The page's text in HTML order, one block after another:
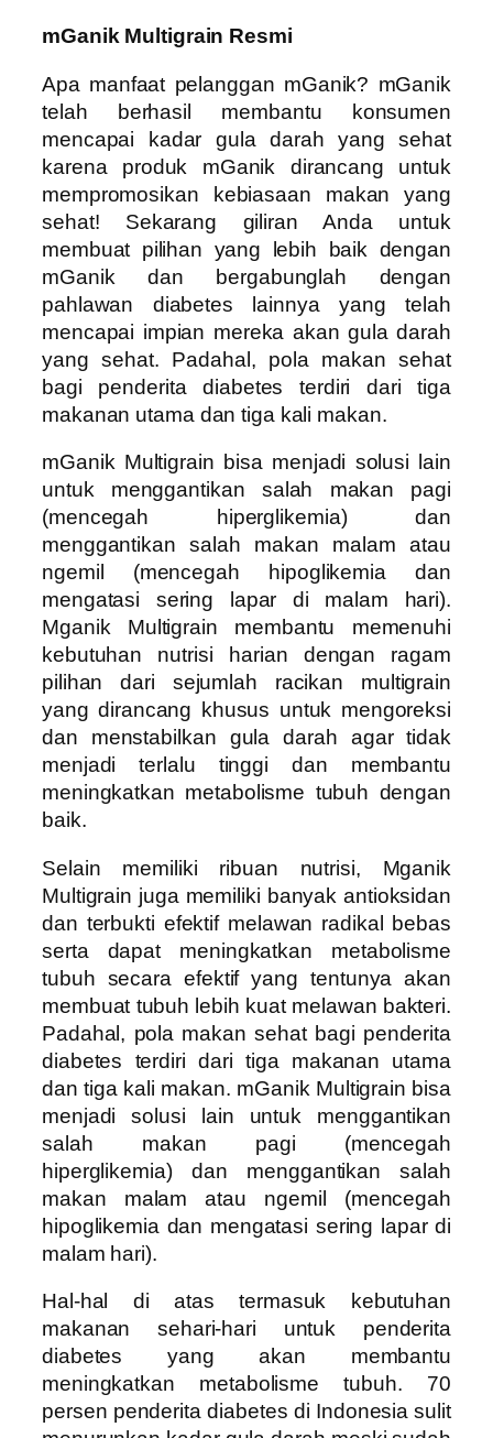
mGanik Multigrain Resmi
Apa manfaat pelanggan mGanik? mGanik
telah berhasil membantu konsumen
mencapai kadar gula darah yang sehat
karena produk mGanik dirancang untuk
mempromosikan kebiasaan makan yang
sehat! Sekarang giliran Anda untuk
membuat pilihan yang lebih baik dengan
mGanik dan bergabunglah dengan
pahlawan diabetes lainnya yang telah
mencapai impian mereka akan gula darah
yang sehat. Padahal, pola makan sehat
bagi penderita diabetes terdiri dari tiga
makanan utama dan tiga kali makan.
mGanik Multigrain bisa menjadi solusi lain
untuk menggantikan salah makan pagi
(mencegah hiperglikemia) dan
menggantikan salah makan malam atau
ngemil (mencegah hipoglikemia dan
mengatasi sering lapar di malam hari).
Mganik Multigrain membantu memenuhi
kebutuhan nutrisi harian dengan ragam
pilihan dari sejumlah racikan multigrain
yang dirancang khusus untuk mengoreksi
dan menstabilkan gula darah agar tidak
menjadi terlalu tinggi dan membantu
meningkatkan metabolisme tubuh dengan
baik.
Selain memiliki ribuan nutrisi, Mganik
Multigrain juga memiliki banyak antioksidan
dan terbukti efektif melawan radikal bebas
serta dapat meningkatkan metabolisme
tubuh secara efektif yang tentunya akan
membuat tubuh lebih kuat melawan bakteri.
Padahal, pola makan sehat bagi penderita
diabetes terdiri dari tiga makanan utama
dan tiga kali makan. mGanik Multigrain bisa
menjadi solusi lain untuk menggantikan
salah makan pagi (mencegah
hiperglikemia) dan menggantikan salah
makan malam atau ngemil (mencegah
hipoglikemia dan mengatasi sering lapar di
malam hari).
Hal-hal di atas termasuk kebutuhan
makanan sehari-hari untuk penderita
diabetes yang akan membantu
meningkatkan metabolisme tubuh. 70
persen penderita diabetes di Indonesia sulit